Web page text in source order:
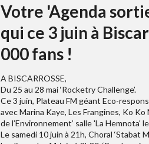
Votre 'Agenda
qui ce 3 juin à
000 fans !
A BISCARROSSE,
Du 25 au 28 mai ‘Rocketry Challenge’.
Ce 3 juin, Plateau FM géant Eco-
avec Marina Kaye, Les Frangines, Ko Ko
de l’Environnement’ salle 'La Hemnota'
Le samedi 10 juin à 21h, Choral ‘Stabat